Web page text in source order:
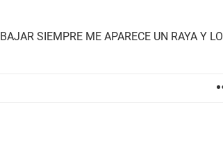
SIEMPRE ME APARECE UN RAYA Y LO